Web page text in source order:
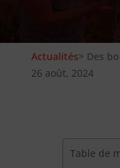
Actualités> Des
26 août, 2024
Table de